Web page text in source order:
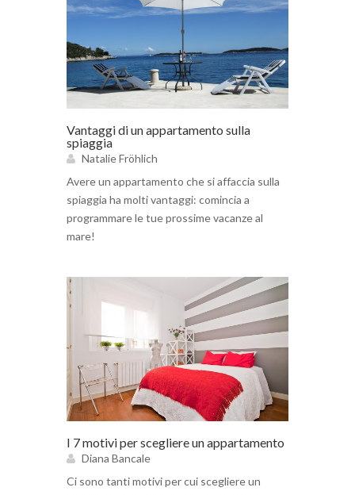
Vantaggi di un appartamento sulla
spiaggia
Natalie Fröhlich
Avere un appartamento che si affaccia sulla
spiaggia ha molti vantaggi: comincia a
programmare le tue prossime vacanze al
mare!
I 7 motivi per scegliere un appartamento
Diana Bancale
Ci sono tanti motivi per cui scegliere un